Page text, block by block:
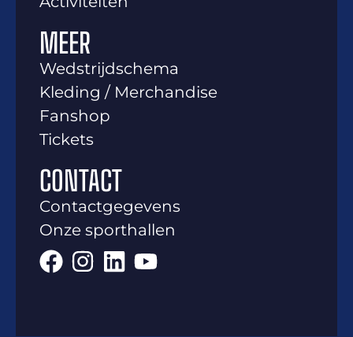
MEER
Wedstrijdschema
Kleding / Merchandise
Fanshop
Tickets
CONTACT
Contactgegevens
Onze sporthallen